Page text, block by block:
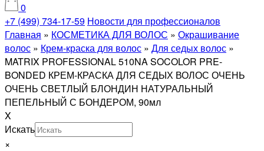
0
+7 (499) 734-17-59 Новости для профессионалов
Главная » КОСМЕТИКА ДЛЯ ВОЛОС » Окрашивание
волос » Крем-краска для волос » Для седых волос »
MATRIX PROFESSIONAL 510NA SOCOLOR PRE-
BONDED КРЕМ-КРАСКА ДЛЯ СЕДЫХ ВОЛОС ОЧЕНЬ
ОЧЕНЬ СВЕТЛЫЙ БЛОНДИН НАТУРАЛЬНЫЙ
ПЕПЕЛЬНЫЙ С БОНДЕРОМ, 90мл
X
Искать
×